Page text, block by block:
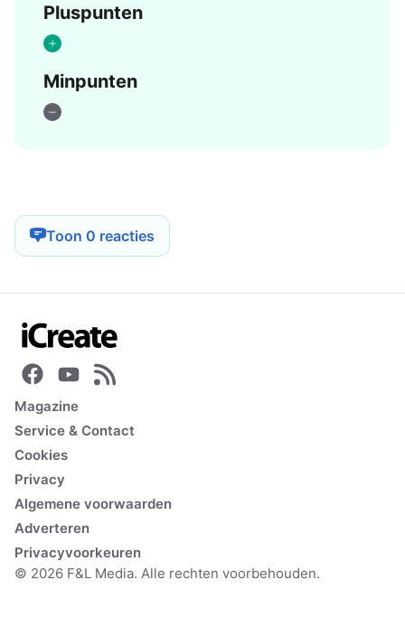
Pluspunten
Minpunten
Toon 0 reacties
Magazine
Service & Contact
Cookies
Privacy
Algemene voorwaarden
Adverteren
Privacyvoorkeuren
© 2026 F&L Media. Alle rechten voorbehouden.